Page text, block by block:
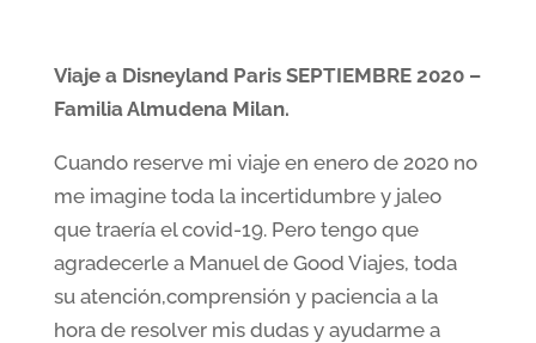
Viaje a Disneyland Paris SEPTIEMBRE 2020 –
Familia Almudena Milan.
Cuando reserve mi viaje en enero de 2020 no
me imagine toda la incertidumbre y jaleo
que traería el covid-19. Pero tengo que
agradecerle a Manuel de Good Viajes, toda
su atención,comprensión y paciencia a la
hora de resolver mis dudas y ayudarme a